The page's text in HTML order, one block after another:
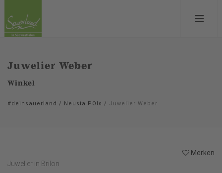
Juwelier Weber
Winkel
#deinsauerland / Neusta POIs / Juwelier Weber
Merken
Juwelier in Brilon